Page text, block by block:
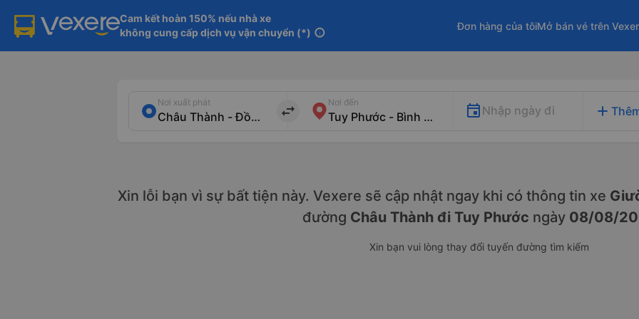
Cam kết hoàn 150% nếu nhà xe
không cung cấp dịch vụ vận chuyển (*) info
Đơn hàng của tôiMở bán vé trên
Nơi xuất phát
import_export
Nơi đến
Nhập ngày đi add
Xin lỗi bạn vì sự bất tiện này. Vexere sẽ cập nhật ngay khi có thông tin xe
đường Châu Thành đi Tuy Phước ngày 08/08/
Xin bạn vui lòng thay đổi tuyến đường tìm kiếm